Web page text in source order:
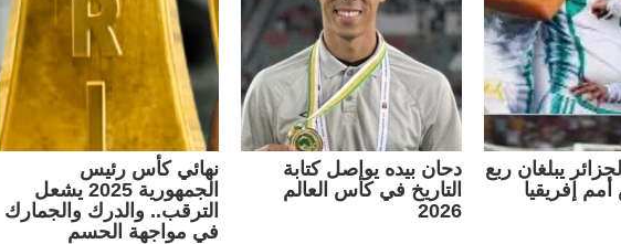
يبلغان ربع
إفريقيا
دحان بيده يواصل كتابة
التاريخ في كأس العالم
2026
نهائي كأس رئيس
الجمهورية 2025 يشعل
الترقب.. والدرك والجمارك
في مواجهة الحسم